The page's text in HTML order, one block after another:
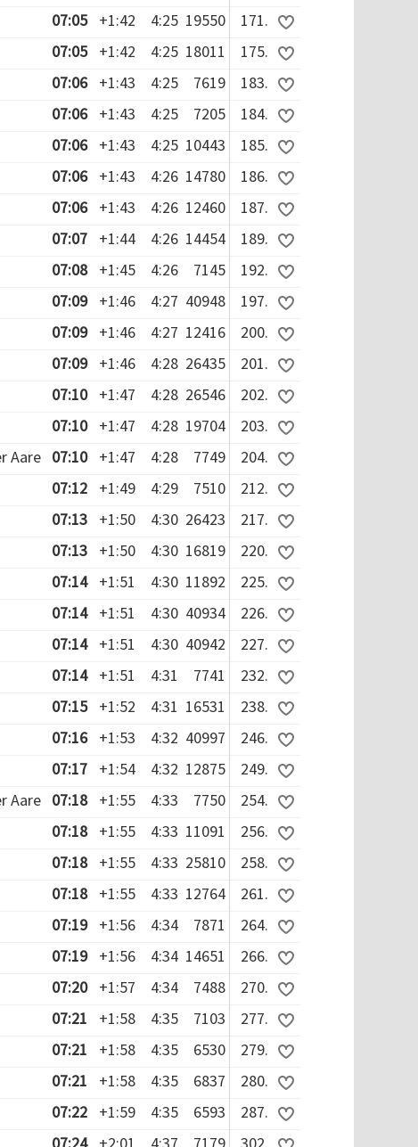
07:05 +1:42 4:25 19550
171.
07:05 +1:42 4:25 18011
175.
07:06 +1:43 4:25 7619
183.
07:06 +1:43 4:25 7205
184.
07:06 +1:43 4:25 10443
185.
07:06 +1:43 4:26 14780
186.
07:06 +1:43 4:26 12460
187.
07:07 +1:44 4:26 14454
189.
07:08 +1:45 4:26 7145
192.
07:09 +1:46 4:27 40948
197.
07:09 +1:46 4:27 12416
200.
07:09 +1:46 4:28 26435
201.
07:10 +1:47 4:28 26546
202.
07:10 +1:47 4:28 19704
203.
Aare 07:10 +1:47 4:28 7749
204.
07:12 +1:49 4:29 7510
212.
07:13 +1:50 4:30 26423
217.
07:13 +1:50 4:30 16819
220.
07:14 +1:51 4:30 11892
225.
07:14 +1:51 4:30 40934
226.
07:14 +1:51 4:30 40942
227.
07:14 +1:51 4:31 7741
232.
07:15 +1:52 4:31 16531
238.
07:16 +1:53 4:32 40997
246.
07:17 +1:54 4:32 12875
249.
Aare 07:18 +1:55 4:33 7750
254.
07:18 +1:55 4:33 11091
256.
07:18 +1:55 4:33 25810
258.
07:18 +1:55 4:33 12764
261.
07:19 +1:56 4:34 7871
264.
07:19 +1:56 4:34 14651
266.
07:20 +1:57 4:34 7488
270.
07:21 +1:58 4:35 7103
277.
07:21 +1:58 4:35 6530
279.
07:21 +1:58 4:35 6837
280.
07:22 +1:59 4:35 6593
287.